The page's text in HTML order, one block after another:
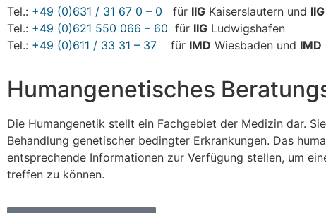
Tel.: +49 (0)631 / 31 67 0 – 0 für IIG Kaiserslautern und IIG
Tel.: +49 (0)621 550 066 – 60 für IIG Ludwigshafen
Tel.: +49 (0)611 / 33 31 – 37 für IMD Wiesbaden und IMD
Humangenetisches
Die Humangenetik stellt ein Fachgebiet der Medizin dar.
Behandlung genetischer bedingter Erkrankungen. Das
entsprechende Informationen zur Verfügung stellen, um
treffen zu können.